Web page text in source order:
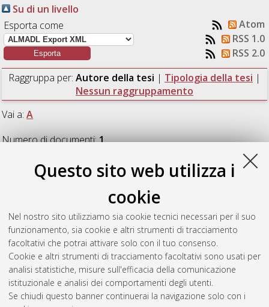
Questo sito web utilizza i
cookie
Nel nostro sito utilizziamo sia cookie tecnici necessari per il suo
funzionamento, sia cookie e altri strumenti di tracciamento
facoltativi che potrai attivare solo con il tuo consenso.
Cookie e altri strumenti di tracciamento facoltativi sono usati per
analisi statistiche, misure sull'efficacia della comunicazione
istituzionale e analisi dei comportamenti degli utenti.
Se chiudi questo banner continuerai la navigazione solo con i
Su di un livello
Esporta come
Atom
RSS 1.0
RSS 2.0
Raggruppa per: Autore della tesi | Tipologia della tesi |
Nessun raggruppamento
Vai a:A
Numero di documenti:1.
Superset in uno scenario di manutenzione preventiva.[Laurea],
Università di Bologna, Corso di Studio in Ingegneria biomedica
[L-DM270] - Cesena
Questa lista e' stata generata ilThu Aug 6 09:44:40 2026
CEST